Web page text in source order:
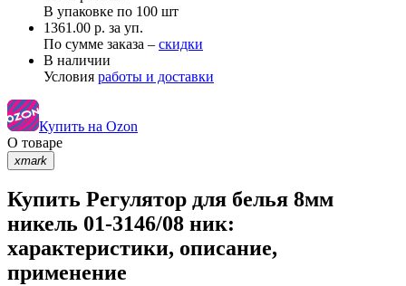
В упаковке по 100 шт
1361.00 р. за уп.
По сумме заказа – скидки
В наличии
Условия работы и доставки
Купить на Ozon
О товаре
xmark
Купить Регулятор для белья 8мм
никель 01-3146/08 ник:
характеристики, описание,
применение